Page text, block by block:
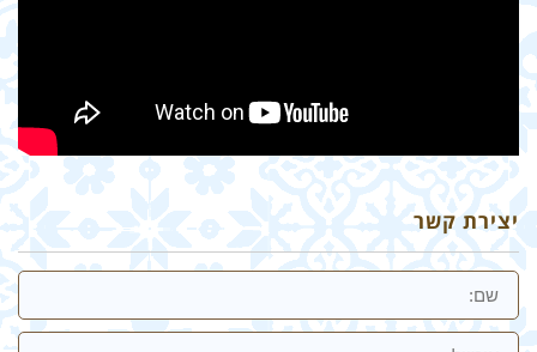
יצירת קשר
שם
אימייל